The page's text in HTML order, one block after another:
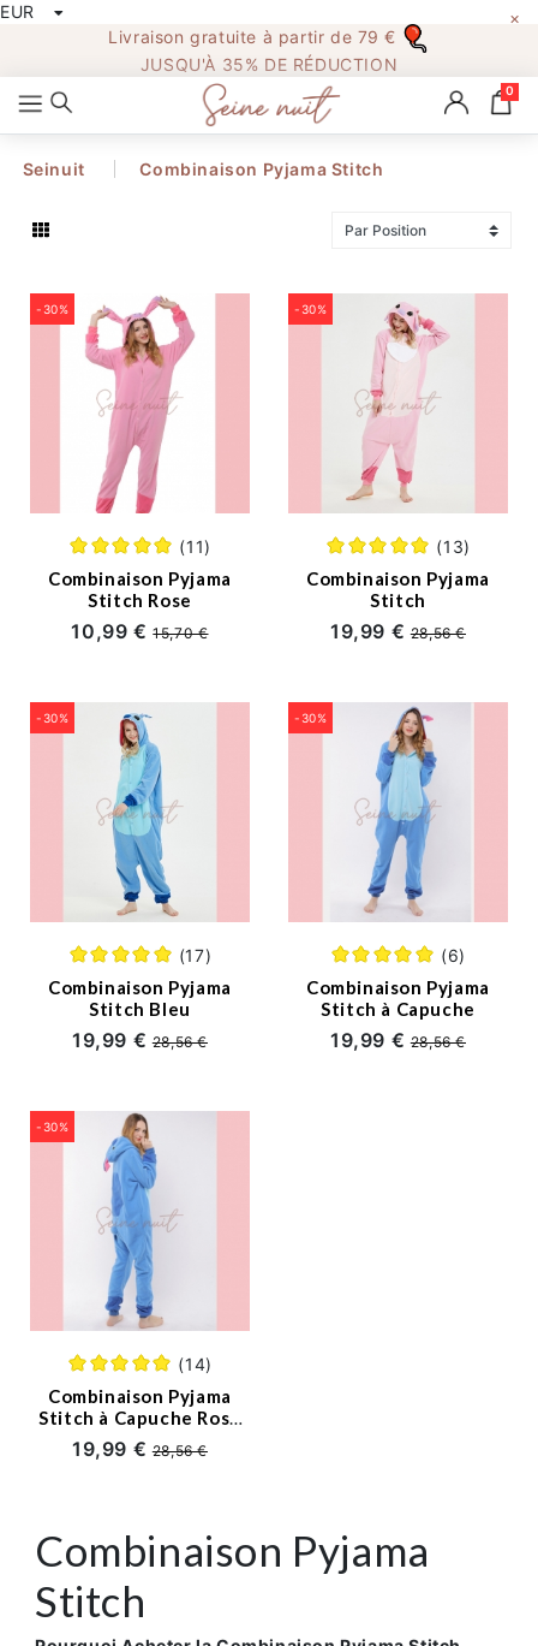
EUR
Livraison gratuite à partir de 79 €
JUSQU'À 35% DE RÉDUCTION
×
0
Categories
PYJAMA HOMME
PYJAMA NOEL
COMBI PYJAMA
PYJAMA ENFANT
PYJAMA BÉBÉ
Accessories
SWEAT PLAID & PULL PLAID
info_fr@seinuit.com
Seinuit Combinaison Pyjama Stitch
-30%
(11)
Combinaison Pyjama
Stitch Rose
10,99 €15,70 €
-30%
(13)
Combinaison Pyjama
Stitch
19,99 €28,56 €
-30%
(17)
Combinaison Pyjama
Stitch Bleu
19,99 €28,56 €
-30%
(6)
Combinaison Pyjama
Stitch à Capuche
19,99 €28,56 €
-30%
(14)
Combinaison Pyjama
Stitch à Capuche Rose
Bleu Dessin Animé
19,99 €28,56 €
Combinaison Pyjama
Stitch